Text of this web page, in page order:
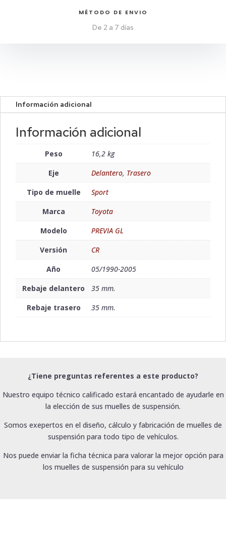
MÉTODO DE ENVIO
De 2 a 7 días
Información adicional
Información adicional
Peso
16,2 kg
Eje
Delantero, Trasero
Tipo de muelle
Sport
Marca
Toyota
Modelo
PREVIA GL
Versión
CR
Año
05/1990-2005
Rebaje delantero
35 mm.
Rebaje trasero
35 mm.
¿Tiene preguntas referentes a este producto?
Nuestro equipo técnico calificado estará encantado de ayudarle en
la elección de sus muelles de suspensión.
Somos exepertos en el diseño, cálculo y fabricación de muelles de
suspensión para todo tipo de vehículos.
Nos puede enviar la ficha técnica para valorar la mejor opción para
los muelles de suspensión para su vehículo